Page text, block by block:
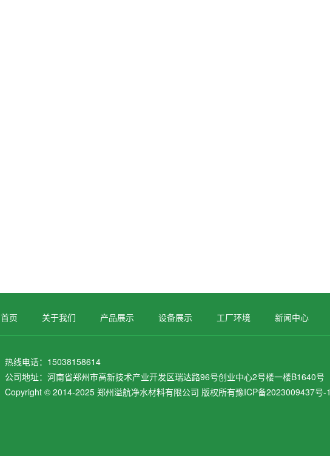
首页 关于我们 产品展示 设备展示 工厂环境 新闻中心
热线电话：15038158614
公司地址：河南省郑州市高新技术产业开发区瑞达路96号创业中心2号楼一楼B1640号
Copyright © 2014-2025 郑州溢航净水材料有限公司 版权所有豫ICP备2023009437号-1